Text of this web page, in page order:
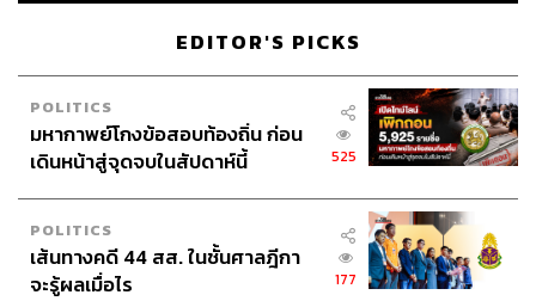
EDITOR'S PICKS
POLITICS
มหากาพย์โกงข้อสอบท้องถิ่น ก่อน
เดินหน้าสู่จุดจบในสัปดาห์นี้
525
POLITICS
เส้นทางคดี 44 สส. ในชั้นศาลฎีกา
จะรู้ผลเมื่อไร
177